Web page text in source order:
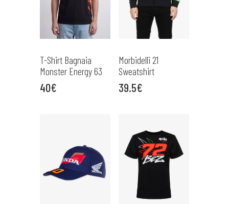
T-Shirt Bagnaia
Monster Energy 63
40€
Morbidelli 21
Sweatshirt
39.5€